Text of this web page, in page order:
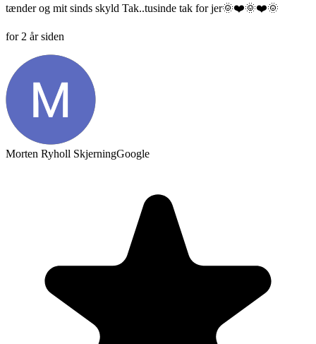
tænder og mit sinds skyld Tak..tusinde tak for jer🌞❤️🌞❤️🌞
for 2 år siden
Morten Ryholl SkjerningGoogle